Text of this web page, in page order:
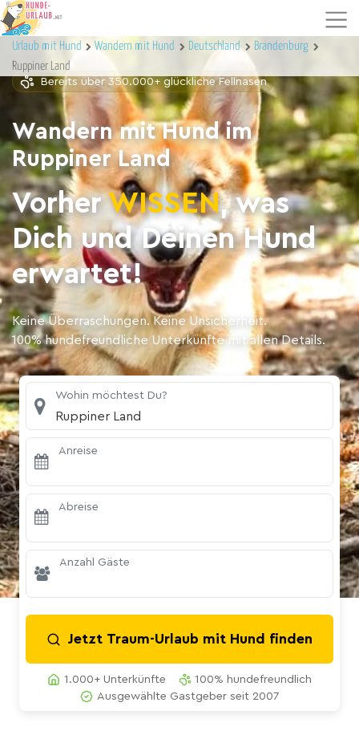
Urlaub mit Hund Wandern mit Hund Deutschland
Brandenburg
Ruppiner Land
Bereits über 350.000+ glückliche Fellnasen
Wandern mit Hund im
Ruppiner Land
VorherWISSEN, was
Dich und Deinen Hund
erwartet!
Keine Überraschungen. Keine Unsicherheit.
100% hundefreundliche Unterkünfte mit allen Details.
Wohin möchtest Du?
Ruppiner Land
Anreise
Abreise
Anzahl Gäste
Jetzt Traum-Urlaub mit Hund finden
1.000+ Unterkünfte
100% hundefreundlich
Ausgewählte Gastgeber seit 2007